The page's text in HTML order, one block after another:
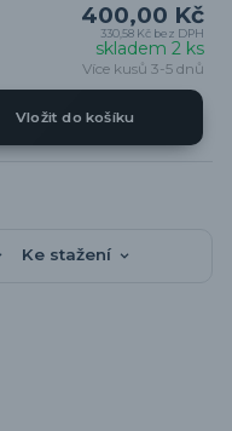
400,00 Kč
330,58 Kč bez DPH
skladem 2 ks
Více kusů 3-5 dnů
Vložit do košíku
Ke stažení